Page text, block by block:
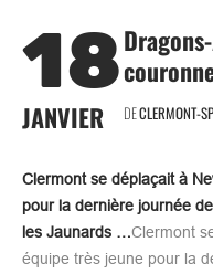
18
JANVIER DECLERMONT-
Clermont se déplaçait à
pour la dernière journée
les Jaunards …Clermont
équipe très jeune pour la